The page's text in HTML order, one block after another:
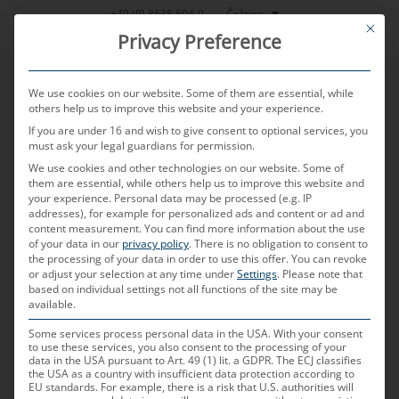
Přeskočit
+49 (0) 8638 604-0 Čeština
MENU
Uděláme z vašeho
automobilu mobilní
obývací pokoj. Nebo
kancelář. Nebo
This
Privacy Preference
We use cookies on our website. Some of them are essential, while
others help us to improve this website and your experience.
If you are under 16 and wish to give consent to optional services, you
must ask your legal guardians for permission.
We use cookies and other technologies on our website. Some of
them are essential, while others help us to improve this website and
your experience. Personal data may be processed (e.g. IP
addresses), for example for personalized ads and content or ad and
content measurement.You can find more information about the use
of your data in our privacy policy.There is no obligation to consent to
the processing of your data in order to use this offer.You can revoke
or adjust your selection at any time underSettings. Please note that
based on individual settings not all functions of the site may be
available.
Some services process personal data in the USA. With your consent
to use these services, you also consent to the processing of your
data in the USA pursuant to Art. 49 (1) lit. a GDPR. The ECJ classifies
the USA as a country with insufficient data protection according to
EU standards. For example, there is a risk that U.S. authorities will